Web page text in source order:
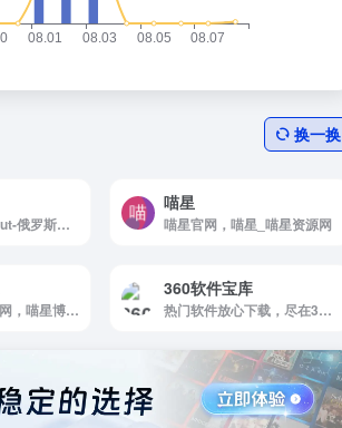
换一换
byrut官网，byrut-俄罗斯官网入口网址，俄罗斯免费游戏站，长期更新，大部分steam热门游戏都有
喵星
喵星官网，喵星_喵星资源网
喵星游戏资源官网，喵星博客，喵星博客，大型单机游戏下载，游戏，电脑游戏，PC游戏，MOD独家整合，冒险游戏，模拟经营，策略游戏，合集游戏，推荐游戏，体育赛车，射击游戏，联机游戏
360软件宝库
热门软件放心下载，尽在360软件宝库！